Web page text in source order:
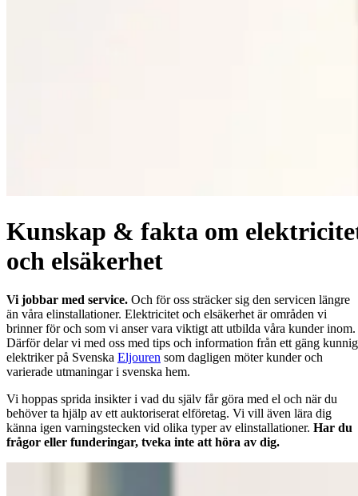
Kunskap & fakta om
och elsäkerhet
Vi jobbar med service. Och för oss sträcker sig den servicen längre
än våra elinstallationer. Elektricitet och elsäkerhet är områden vi
brinner för och som vi anser vara viktigt att utbilda våra kunder inom.
Därför delar vi med oss med tips och information från ett gäng
elektriker på Svenska Eljouren som dagligen möter kunder och
varierade utmaningar i svenska hem.
Vi hoppas sprida insikter i vad du själv får göra med el och när du
behöver ta hjälp av ett auktoriserat elföretag. Vi vill även lära dig
känna igen varningstecken vid olika typer av elinstallationer. Har du
frågor eller funderingar, tveka inte att höra av dig.